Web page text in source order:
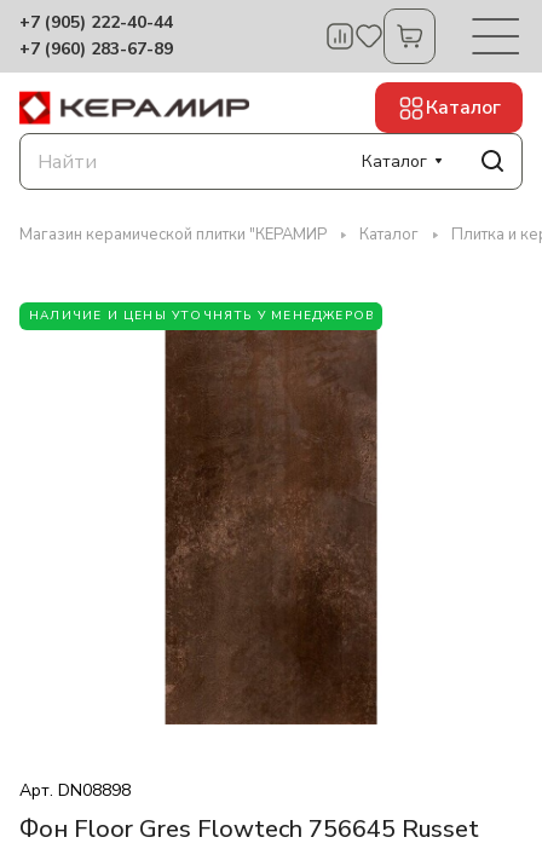
+7 (905) 222-40-44
+7 (960) 283-67-89
Каталог
Каталог
Магазин керамической плитки "КЕРАМИР Каталог Плитка и
НАЛИЧИЕ И ЦЕНЫ УТОЧНЯТЬ У МЕНЕДЖЕРОВ
Арт. DN08898
Фон Floor Gres Flowtech 756645 Russet